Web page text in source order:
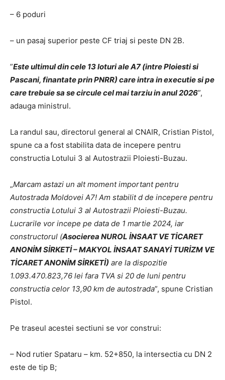
– 6 poduri
– un pasaj superior peste CF triaj si peste DN 2B.
”Este ultimul din cele 13 loturi ale A7 (intre Ploiesti si
Pascani, finantate prin PNRR) care intra in executie si pe
care trebuie sa se circule cel mai tarziu in anul 2026”,
adauga ministrul.
La randul sau, directorul general al CNAIR, Cristian Pistol,
spune ca a fost stabilita data de incepere pentru
constructia Lotului 3 al Autostrazii Ploiesti-Buzau.
„Marcam astazi un alt moment important pentru
Autostrada Moldovei A7! Am stabilit d de incepere pentru
constructia Lotului 3 al Autostrazii Ploiesti-Buzau.
Lucrarile vor incepe pe data de 1 martie 2024, iar
constructorul (Asocierea NUROL İNSAAT VE TİCARET
ANONİM SİRKETİ – MAKYOL İNSAAT SANAYİ TURİZM VE
TİCARET ANONİM SİRKETİ) are la dispozitie
1.093.470.823,76 lei fara TVA si 20 de luni pentru
constructia celor 13,90 km de autostrada”, spune Cristian
Pistol.
Pe traseul acestei sectiuni se vor construi:
– Nod rutier Spataru – km. 52+850, la intersectia cu DN 2
este de tip B;